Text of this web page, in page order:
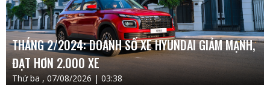
THÁNG 2/2024: DOANH SỐ XE HYUNDAI GIẢM MẠNH,
ĐẠT HƠN 2.000 XE
Thứ ba , 07/08/2026 | 03:38